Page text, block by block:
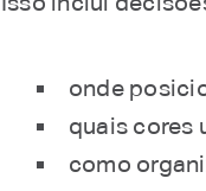
onde
quais cores
como